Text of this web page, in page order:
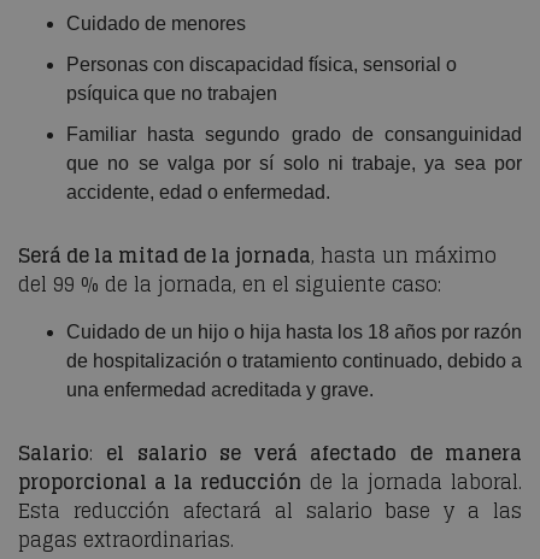
Cuidado de menores
Personas con discapacidad física, sensorial o
psíquica que no trabajen
Familiar hasta segundo grado de consanguinidad
que no se valga por sí solo ni trabaje, ya sea por
accidente, edad o enfermedad.
Será de la mitad de la jornada, hasta un máximo
del 99 % de la jornada, en el siguiente caso:
Cuidado de un hijo o hija hasta los 18 años por razón
de hospitalización o tratamiento continuado, debido a
una enfermedad acreditada y grave.
Salario: el salario se verá afectado de manera
proporcional a la reducción de la jornada laboral.
Esta reducción afectará al salario base y a las
pagas extraordinarias.